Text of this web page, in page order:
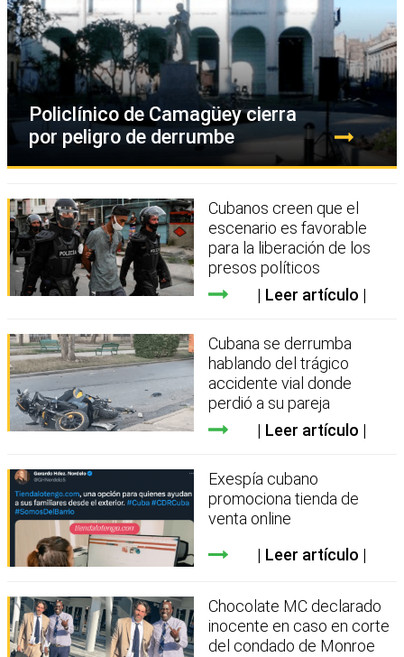
Policlínico de Camagüey cierra
por peligro de derrumbe
Cubanos creen que el
escenario es favorable
para la liberación de los
presos políticos
Leer artículo
Cubana se derrumba
hablando del trágico
accidente vial donde
perdió a su pareja
Leer artículo
Exespía cubano
promociona tienda de
venta online
Leer artículo
Chocolate MC declarado
inocente en caso en corte
del condado de Monroe